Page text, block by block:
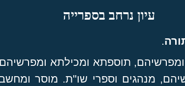
עיון נרחב בספרייה
.
ומפרשיהם, תוספתא ומכילתא
מנהגים וספרי שו"ת. מוסר